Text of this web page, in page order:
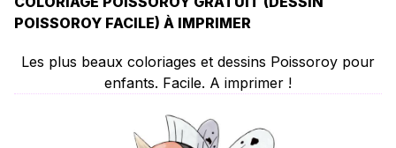
POISSOROY FACILE) À IMPRIMER
Les plus beaux coloriages et dessins Poissoroy pour
enfants. Facile. A imprimer !